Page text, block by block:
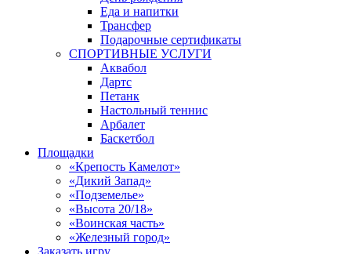
Еда и напитки
Трансфер
Подарочные сертификаты
СПОРТИВНЫЕ УСЛУГИ
Аквабол
Дартс
Петанк
Настольный теннис
Арбалет
Баскетбол
Площадки
«Крепость Камелот»
«Дикий Запад»
«Подземелье»
«Высота 20/18»
«Воинская часть»
«Железный город»
Заказать игру